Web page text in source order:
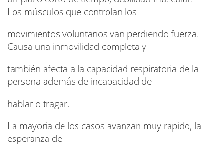
Los músculos que controlan los
movimientos voluntarios van perdiendo fuerza.
Causa una inmovilidad completa y
también afecta a la capacidad respiratoria de la
persona además de incapacidad de
hablar o tragar.
La mayoría de los casos avanzan muy rápido, la
esperanza de